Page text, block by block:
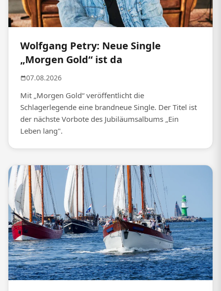
Wolfgang Petry: Neue Single
„Morgen Gold“ ist da
07.08.2026
Mit „Morgen Gold“ veröffentlicht die
Schlagerlegende eine brandneue Single. Der Titel ist
der nächste Vorbote des Jubiläumsalbums „Ein
Leben lang".